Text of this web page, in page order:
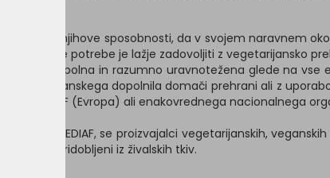
zaradi njihove sposobnosti, da v svojem naravnem
prehranske potrebe je lažje zadovoljiti z vegetarijansko
popolna in razumno uravnotežena glede na
prehranskega dopolnila domači prehrani ali z
FEDIAF (Evropa) ali enakovrednega nacionalnega
in FEDIAF, se proizvajalci vegetarijanskih,
drugače pridobljeni iz živalskih tkiv.